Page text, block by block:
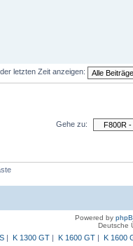
letzten Zeit anzeigen:
Gehe zu:
Powered by
Deutsche
| K 1300 GT| K 1600 GT| K 1600